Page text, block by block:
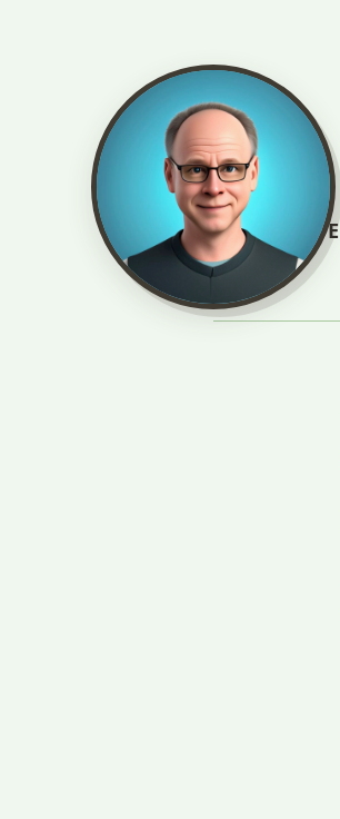
STARTSEITE